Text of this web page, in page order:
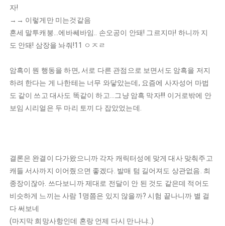
자!
→→ 이렇게만 미는것같음
혼세 말투캐붕...에바쎄바임.. 손오공이 안돼! 그르지마! 하니까 지
도 안돼! 삼장을 놔줘!11 ㅇㅈㄹ
암흑이 뭔 행동을 하면, 서로 다른 관점으로 보면서도 암흑을 저지
하려 한다는 게 나한테는 너무 와닿았는데, 요즘에 사자성어 마법
도 같이 쓰고 대사도 똑같이 하고...그냥 암흑 막자!!! 이거로밖에 안
보임 시리얼은 두 마리 토끼 다 잡았었는데.
결론은 완결이 다가왔으니까 각자 캐릭터성에 맞게 대사 맞춰주고
캐들 서사까지 이어줬으면 좋겠다. 발매 텀 길어져도 상관없음. 최
종장이잖아. 쓰다보니까 제대로 전달이 안 된 것도 같은데 적어도
비슷하게 느끼는 사람 1명쯤은 있지 않을까? 시험 끝나니까 별 걸
다 써보네
(마지막 희망사항인데 혼랑 언제 다시 만나냐..)